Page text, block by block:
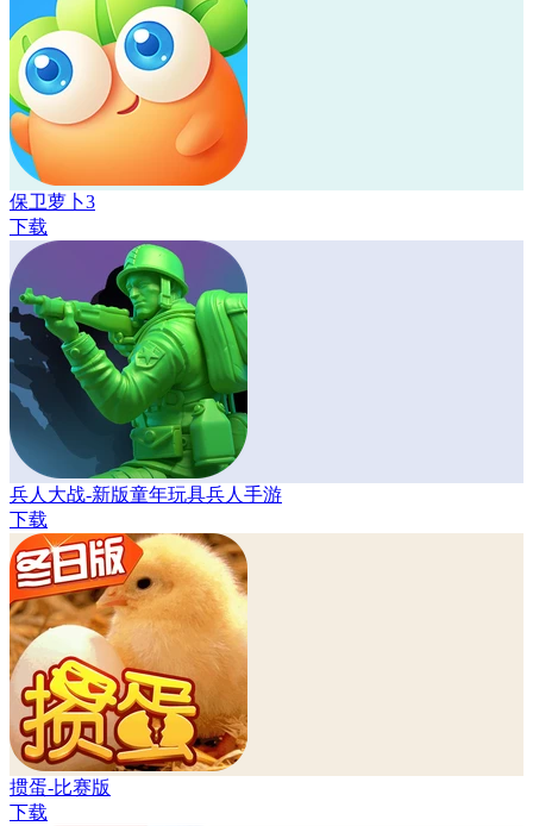
保卫萝卜3
下载
兵人大战-新版童年玩具兵人手游
下载
掼蛋-比赛版
下载